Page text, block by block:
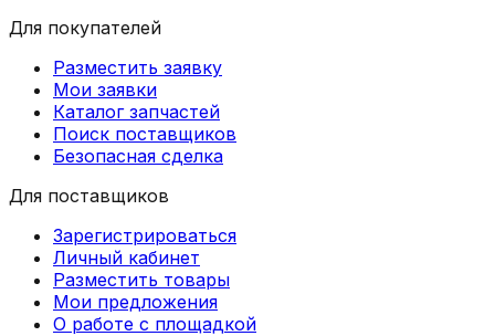
Для покупателей
Разместить заявку
Мои заявки
Каталог запчастей
Поиск поставщиков
Безопасная сделка
Для поставщиков
Зарегистрироваться
Личный кабинет
Разместить товары
Мои предложения
О работе с площадкой